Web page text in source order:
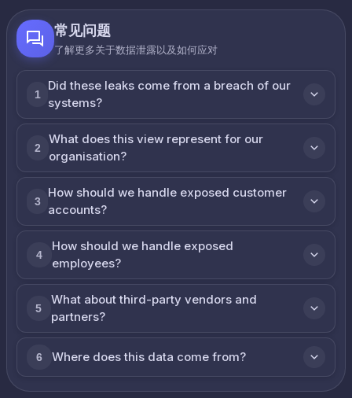
常见问题
了解更多关于数据泄露以及如何应对
1
Did these leaks come from a breach of our
systems?
2
What does this view represent for our
organisation?
3
How should we handle exposed customer
accounts?
4
How should we handle exposed
employees?
5
What about third-party vendors and
partners?
6 Where does this data come from?